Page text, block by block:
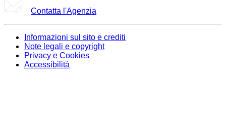
Contatta l'Agenzia
Informazioni sul sito e crediti
Note legali e copyright
Privacy e Cookies
Accessibilità